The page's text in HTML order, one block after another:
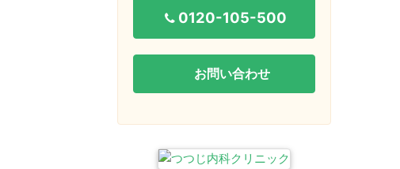
0120-105-500
お問い合わせ